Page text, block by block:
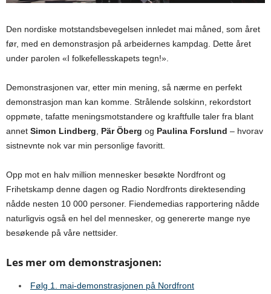
Den nordiske motstandsbevegelsen innledet mai måned, som året
før, med en demonstrasjon på arbeidernes kampdag. Dette året
under parolen «I folkefellesskapets tegn!».
Demonstrasjonen var, etter min mening, så nærme en perfekt
demonstrasjon man kan komme. Strålende solskinn, rekordstort
oppmøte, tafatte meningsmotstandere og kraftfulle taler fra blant
annet Simon Lindberg Pär Öberg og Paulina Forslund – hvorav
sistnevnte nok var min personlige favoritt.
Opp mot en halv million mennesker besøkte Nordfront og
Frihetskamp denne dagen og Radio Nordfronts direktesending
nådde nesten 10 000 personer. Fiendemedias rapportering nådde
naturligvis også en hel del mennesker, og genererte mange nye
besøkende på våre nettsider.
Les mer om demonstrasjonen:
Følg 1. mai-demonstrasjonen på Nordfront